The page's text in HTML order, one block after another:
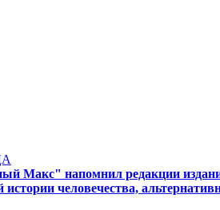
Макс" напомнил редакции
истории человечества,